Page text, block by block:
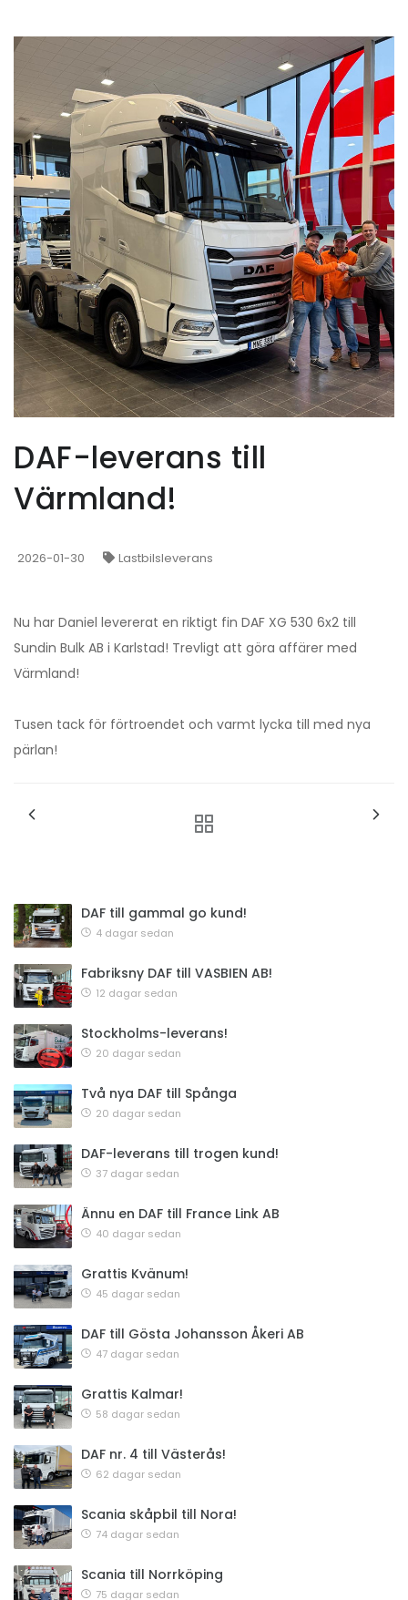
DAF-leverans till
Värmland!
2026-01-30 Lastbilsleverans
Nu har Daniel levererat en riktigt fin DAF XG 530 6x2 till
Sundin Bulk AB i Karlstad! Trevligt att göra affärer med
Värmland!
Tusen tack för förtroendet och varmt lycka till med nya
pärlan!
DAF till gammal go kund!
4 dagar sedan
Fabriksny DAF till VASBIEN AB!
12 dagar sedan
Stockholms-leverans!
20 dagar sedan
Två nya DAF till Spånga
20 dagar sedan
DAF-leverans till trogen kund!
37 dagar sedan
Ännu en DAF till France Link AB
40 dagar sedan
Grattis Kvänum!
45 dagar sedan
DAF till Gösta Johansson Åkeri AB
47 dagar sedan
Grattis Kalmar!
58 dagar sedan
DAF nr. 4 till Västerås!
62 dagar sedan
Scania skåpbil till Nora!
74 dagar sedan
Scania till Norrköping
75 dagar sedan